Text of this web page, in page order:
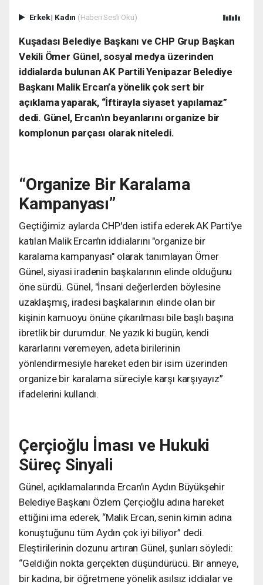
Erkek| Kadın (Haberi Sesli Oku)
Kuşadası Belediye Başkanı ve CHP Grup Başkan
Vekili Ömer Günel, sosyal medya üzerinden
iddialarda bulunan AK Partili Yenipazar Belediye
Başkanı Malik Ercan’a yönelik çok sert bir
açıklama yaparak, “İftirayla siyaset yapılamaz”
dedi. Günel, Ercan'ın beyanlarını organize bir
komplonun parçası olarak niteledi.
“Organize Bir Karalama
Kampanyası”
Geçtiğimiz aylarda CHP'den istifa ederek AK Parti'ye
katılan Malik Ercan'ın iddialarını "organize bir
karalama kampanyası" olarak tanımlayan Ömer
Günel, siyasi iradenin başkalarının elinde olduğunu
öne sürdü. Günel, "İnsani değerlerden böylesine
uzaklaşmış, iradesi başkalarının elinde olan bir
kişinin kamuoyu önüne çıkarılması bile başlı başına
ibretlik bir durumdur. Ne yazık ki bugün, kendi
kararlarını veremeyen, adeta birilerinin
yönlendirmesiyle hareket eden bir isim üzerinden
organize bir karalama süreciyle karşı karşıyayız”
ifadelerini kullandı.
Çerçioğlu İması ve Hukuki
Süreç Sinyali
Günel, açıklamalarında Ercan’ın Aydın Büyükşehir
Belediye Başkanı Özlem Çerçioğlu adına hareket
ettiğini ima ederek, “Malik Ercan, senin kimin adına
konuştuğunu tüm Aydın çok iyi biliyor” dedi.
Eleştirilerinin dozunu artıran Günel, şunları söyledi:
“Geldiğin nokta gerçekten düşündürücü. Bir anneye,
bir kadına, bir öğretmene yönelik asılsız iddialar ve